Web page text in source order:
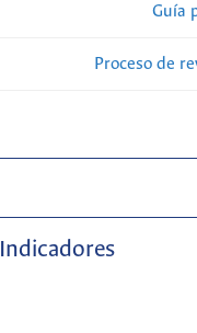
Guía
Proceso de
Indicadores